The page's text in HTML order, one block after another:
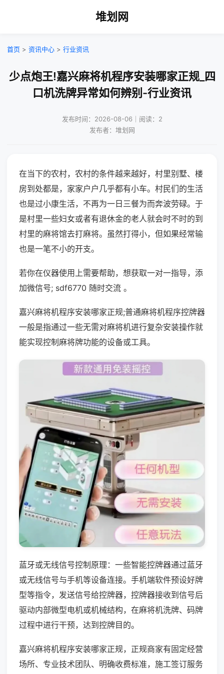
堆划网
首页 > 资讯中心 > 行业资讯
少点炮王!嘉兴麻将机程序安装哪家正规_四
口机洗牌异常如何辨别-行业资讯
发布时间：2026-08-06｜阅读：2
发布者：堆划网
在当下的农村，农村的条件越来越好，村里别墅、楼
房到处都是，家家户户几乎都有小车。村民们的生活
也是过小康生活，不再为一日三餐为而奔波劳碌。于
是村里一些妇女或者有退休金的老人就会时不时的到
村里的麻将馆去打麻将。虽然打得小，但如果经常输
也是一笔不小的开支。
若你在仪器使用上需要帮助，想获取一对一指导，添
加微信号; sdf6770 随时交流 。
嘉兴麻将机程序安装哪家正规;普通麻将机程序控牌器
一般是指通过一些无需对麻将机进行复杂安装操作就
能实现控制麻将牌功能的设备或工具。
蓝牙或无线信号控制原理：一些智能控牌器通过蓝牙
或无线信号与手机等设备连接。手机端软件预设好牌
型等指令，发送信号给控牌器，控牌器接收到信号后
驱动内部微型电机或机械结构，在麻将机洗牌、码牌
过程中进行干预，达到控牌目的。
嘉兴麻将机程序安装哪家正规，正规商家有固定经营
场所、专业技术团队、明确收费标准，施工签订服务